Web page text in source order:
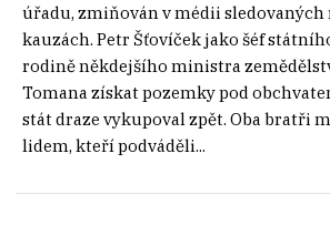
úřadu, zmiňován v médii
kauzách. Petr Šťovíček jako šéf
rodině někdejšího ministra
Tomana získat pozemky pod
stát draze vykupoval zpět. Oba bratři
lidem, kteří podváděli...